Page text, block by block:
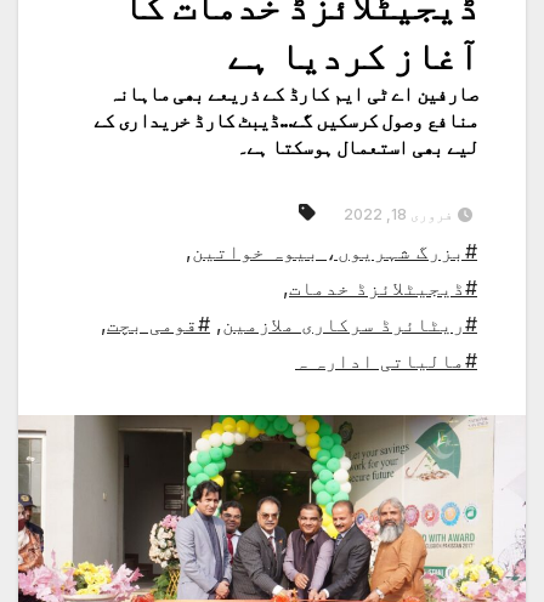
آغاز کردیا ہے
صارفین اے ٹی ایم کارڈ کے ذریعے بھی ماہانہ
منافع وصول کرسکیں گے...ڈیبٹ کارڈ خریداری کے
لیے بھی استعمال ہوسکتا ہے۔
فروری 18, 2022
#بزرگ شہریوں، بیوہ خواتین,
#ڈیجیٹلائزڈ خدمات,
#ریٹائرڈ سرکاری ملازمین, #قومی بچت,
#مالیاتی ادارہ ہ